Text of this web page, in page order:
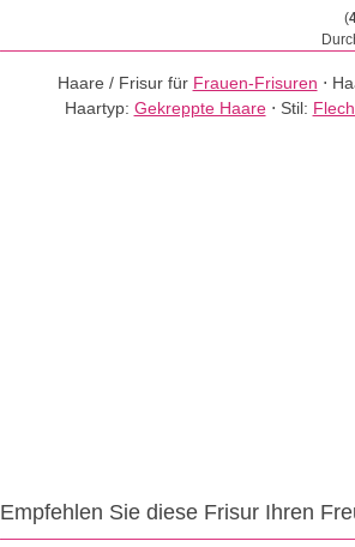
(
Haare / Frisur für Frauen-Frisuren ⋅
Haartyp: Gekreppte Haare⋅ Stil:
Empfehlen Sie diese Frisur Ihren